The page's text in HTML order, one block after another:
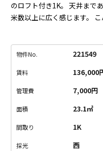
のロフト付き1K。 天井まで
米数以上に広く感じます。
居室はリビングにするのが良
心ですね。
都心でのお一人
物件No. 221549
賃料 136,000
管理費 7,000円
面積 23.1㎡
間取り 1K
採光 西